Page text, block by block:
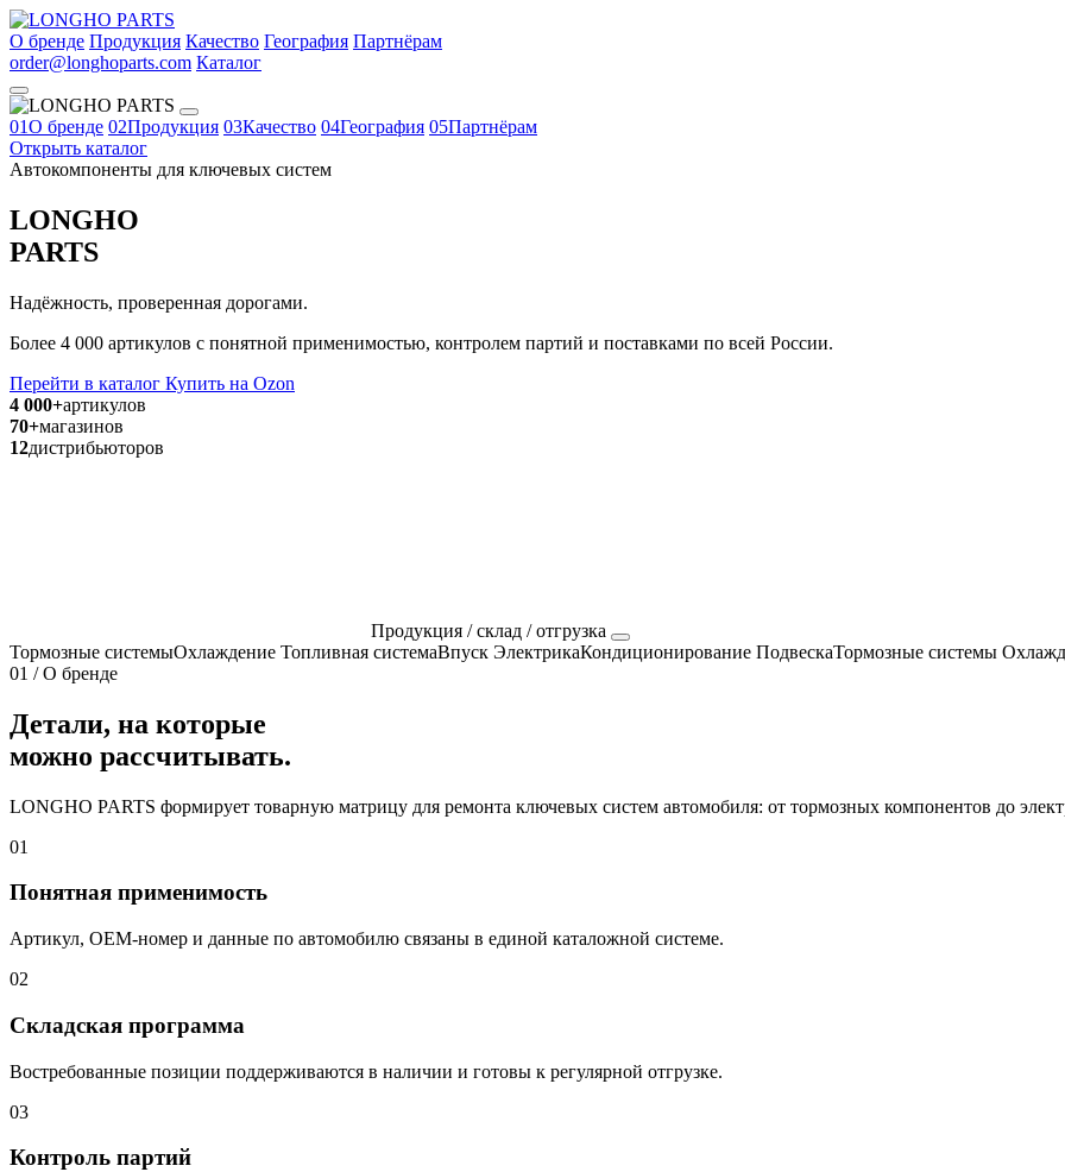
О бренде Продукция Качество География Партнёрам
order@longhoparts.com Каталог
01О бренде 02Продукция 03Качество 04География 05Партнёрам
Открыть каталог
Автокомпоненты для ключевых систем
LONGHO
PARTS
Надёжность, проверенная дорогами.
Более 4 000 артикулов с понятной применимостью, контролем партий и поставками по всей России.
Перейти в каталог Купить на Ozon
4 000+артикулов
70+магазинов
12дистрибьюторов
Продукция / склад / отгрузка
Тормозные системыОхлаждение Топливная системаВпуск ЭлектрикаКондиционирование ПодвескаТормозные системы
01 / О бренде
Детали, на которые
можно рассчитывать.
LONGHO PARTS формирует товарную матрицу для ремонта ключевых систем автомобиля: от тормозных компонентов до
01
Понятная применимость
Артикул, OEM-номер и данные по автомобилю связаны в единой каталожной системе.
02
Складская программа
Востребованные позиции поддерживаются в наличии и готовы к регулярной отгрузке.
03
Контроль партий